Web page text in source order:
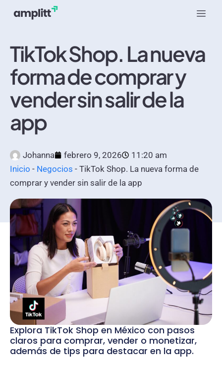
TikTok Shop. La nueva
forma de comprar y
vender sin salir de la
app
Johanna febrero 9, 2026
11:20 am
Inicio - Negocios - TikTok Shop. La nueva forma de
comprar y vender sin salir de la app
Explora TikTok Shop en México con pasos
claros para comprar, vender o monetizar,
además de tips para destacar en la app.